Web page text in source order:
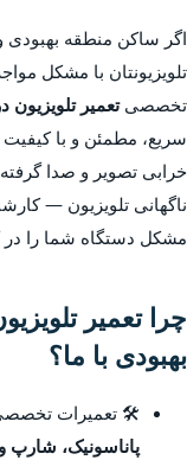
اگر ساکن منطقه بهبودی
تلویزیونتان با مشکل
تخصصیتعمیر
سریع، مطمئن و با کیفیت
خرابی تصویر و صدا
ناگهانی تلویزیون —
مشکل دستگاه شما را در
چرا تعمیر
بهبودی با ما؟
🛠️ تعمیرات تخصصی
پاناسونیک، شارپ